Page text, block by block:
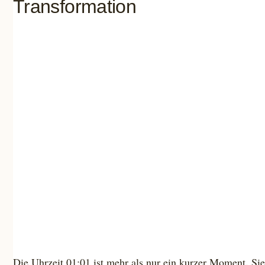
Transformation